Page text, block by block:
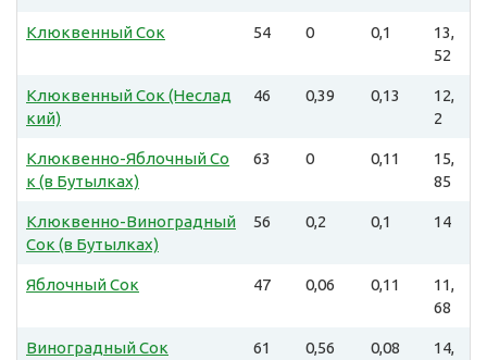
Клюквенный Сок 54 0 0,1
13,
52
Клюквенный Сок (Неслад
кий)
46 0,39 0,13
12,
2
Клюквенно-Яблочный Со
к (в Бутылках)
63 0 0,11
15,
85
Клюквенно-Виноградный
Сок (в Бутылках)
56 0,2 0,1 14
Яблочный Сок 47 0,06 0,11
11,
68
Виноградный Сок 61 0,56 0,08
14,